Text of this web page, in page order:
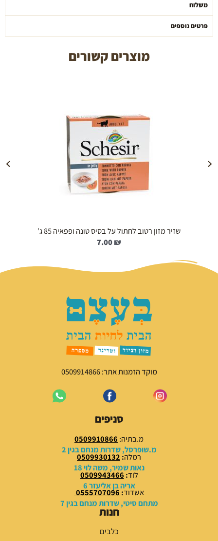
משלוח
פרטים נוספים
מוצרים קשורים
הוספה לעגלה
שזיר מזון רטוב לחתול על בסיס טונה ופפאיה 85 ג'
7.00₪
מוקד הזמנות אתר: 0509914866
סניפים
מ.בתיה: 0509910866
מ.שופרסל, שדרות מנחם בגין 2
רמלה:
0509930132
נאות שמיר, משה לוי 18
לוד:
0509943466
אריה בן אליעזר 6
אשדוד:
0555707096
מתחם סיטי, שדרות מנחם בגין 7
חנות
כלבים